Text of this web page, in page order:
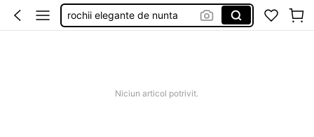
rochii elegante de nunta
Niciun articol potrivit.